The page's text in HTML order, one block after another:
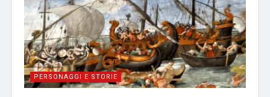
PERSONAGGI E STORIE